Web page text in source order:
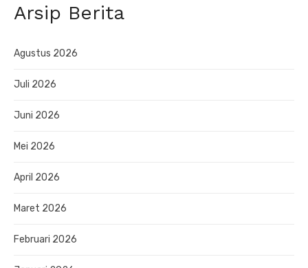
Arsip Berita
Agustus 2026
Juli 2026
Juni 2026
Mei 2026
April 2026
Maret 2026
Februari 2026